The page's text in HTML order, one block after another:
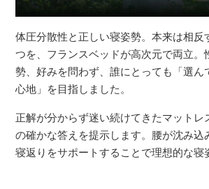
体圧分散性と正しい寝姿勢。本来は相反
つを、フランスベッドが高次元で両立。
勢、好みを問わず、誰にとっても「選ん
心地」を目指しました。
正解が分からず迷い続けてきたマットレ
の確かな答えを提示します。腰が沈み込
寝返りをサポートすることで理想的な寝